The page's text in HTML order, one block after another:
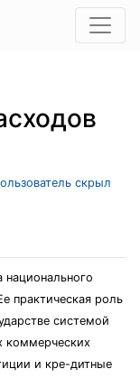
скрыл
национального
практическая роль
системой
коммерческих
и кре-дитные